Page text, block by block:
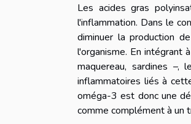
Les acides gras
l'inflammation. Dans le
diminuer la production
l'organisme. En intégrant
maquereau, sardines
inflammatoires liés à
oméga-3 est donc une
comme complément à un